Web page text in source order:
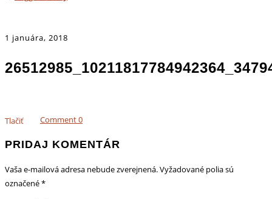
1 januára, 2018
Tlačiť Comment0
PRIDAJ KOMENTÁR
Vaša e-mailová adresa nebude zverejnená.Vyžadované polia sú
označené*